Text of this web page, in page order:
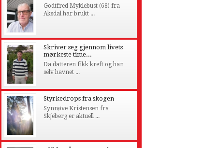
Godtfred Myklebust (68) fra
Aksdal har brukt ...
Skriver seg gjennom livets
mørkeste time...
Da datteren fikk kreft og han
selv havnet ...
Styrkedrops fra skogen
Synnøve Kristensen fra
Skjeberg er aktuell ...